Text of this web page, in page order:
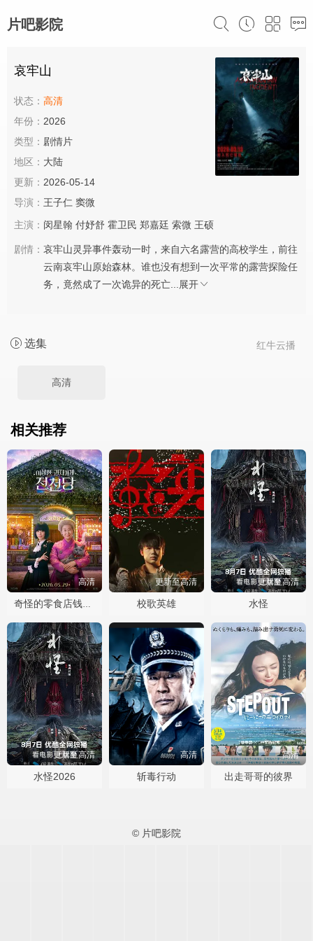
片吧影院
哀牢山
状态： 高清
年份： 2026
类型： 剧情片
地区： 大陆
更新： 2026-05-14
导演： 王子仁 窦微
主演： 闵星翰 付妤舒 霍卫民 郑嘉廷 索微 王硕
剧情： 哀牢山灵异事件轰动一时，来自六名露营的高校学生，前往
云南哀牢山原始森林。谁也没有想到一次平常的露营探险任
务，竟然成了一次诡异的死亡...
展开
红牛云播
选集
高清
相关推荐
高清
奇怪的零食店钱天堂
更新至高清
校歌英雄
更新至高清
水怪
更新至高清
水怪2026
高清
斩毒行动
高清
出走哥哥的彼界
© 片吧影院